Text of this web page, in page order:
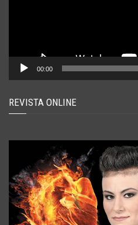
00:00
REVISTA ONLINE